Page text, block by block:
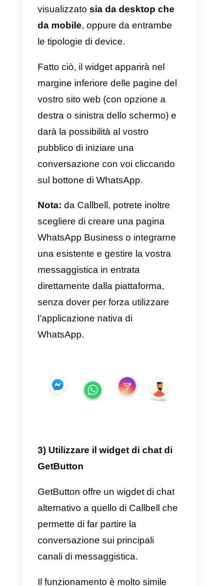
2) Utilizzare il widget di chat di
Callbell
Un widget di chat è la soluzione
ideale perintegrare un bottone
di WhatsApp sul vostro sito
maniera simile ad altre soluzioni
spesso troviamo nel web.
Questo permetterà ai visitatori del
vostro sito web di poter
una conversazione
semplicemente con un click
convogliando tutto il traffico
preferiscono.
creare il vostrowidget
installarlo sul vostro sito
attraverso WordPress o Google
Tag Manager. Puoi impostare il
widget in modo che venga